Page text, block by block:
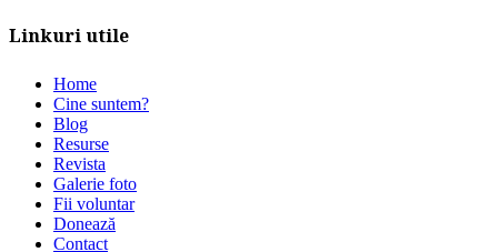
Linkuri utile
Home
Cine suntem?
Blog
Resurse
Revista
Galerie foto
Fii voluntar
Donează
Contact